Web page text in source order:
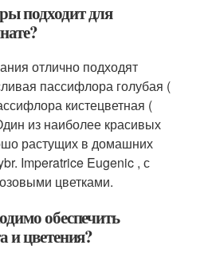
подходит для
отлично подходят
пассифлора голубая (
кистецветная (
из наиболее красивых
растущих в домашних
Imperatrice Eugenic , с
цветками.
обеспечить
и цветения?